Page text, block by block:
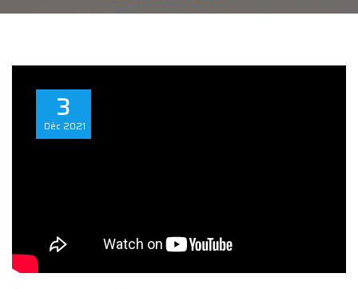
3
Déc 2021